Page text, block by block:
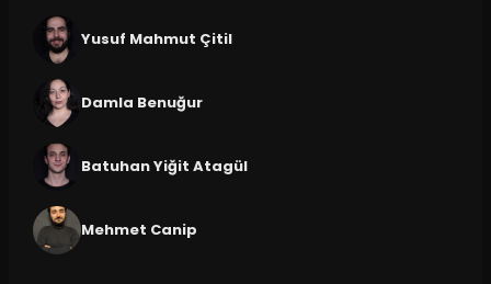
Yusuf Mahmut Çitil
Damla Benuğur
Batuhan Yiğit Atagül
Mehmet Canip